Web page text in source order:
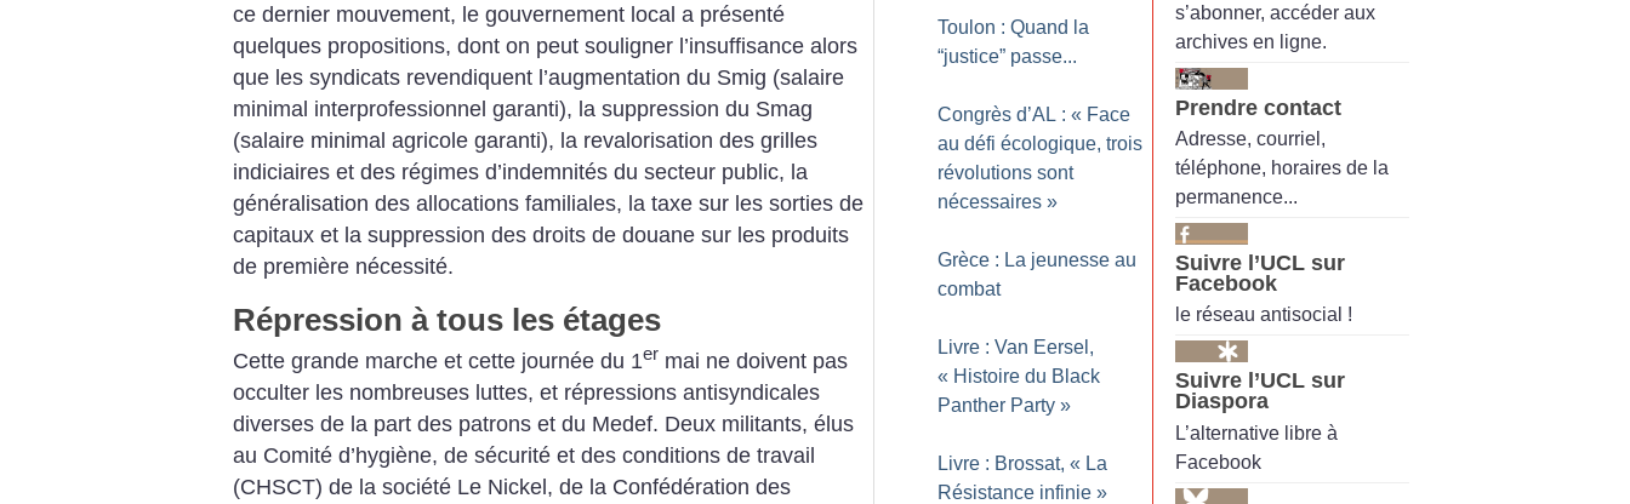
ce dernier mouvement, le gouvernement local a présenté
quelques propositions, dont on peut souligner l’insuffisance alors
que les syndicats revendiquent l’augmentation du Smig (salaire
minimal interprofessionnel garanti), la suppression du Smag
(salaire minimal agricole garanti), la revalorisation des grilles
indiciaires et des régimes d’indemnités du secteur public, la
généralisation des allocations familiales, la taxe sur les sorties de
capitaux et la suppression des droits de douane sur les produits
de première nécessité.
Répression à tous les étages
Cette grande marche et cette journée du 1er mai ne doivent pas
occulter les nombreuses luttes, et répressions antisyndicales
diverses de la part des patrons et du Medef. Deux militants, élus
au Comité d’hygiène, de sécurité et des conditions de travail
(CHSCT) de la société Le Nickel, de la Confédération des
Toulon : Quand la
“justice” passe...
Congrès d’AL : « Face
au défi écologique, trois
révolutions sont
nécessaires »
Grèce : La jeunesse au
combat
Livre : Van Eersel,
« Histoire du Black
Panther Party »
Livre : Brossat, « La
Résistance infinie »
s’abonner, accéder aux
archives en ligne.
Prendre contact
Adresse, courriel,
téléphone, horaires de la
permanence...
Suivre l’UCL sur
Facebook
le réseau antisocial !
Suivre l’UCL sur
Diaspora
L’alternative libre à
Facebook